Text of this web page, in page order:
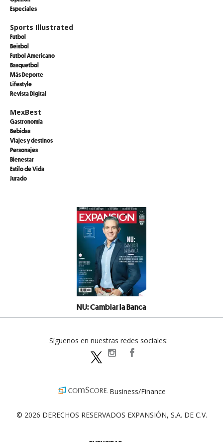
Especiales
Sports Illustrated
Futbol
Beisbol
Futbol Americano
Basquetbol
Más Deporte
Lifestyle
Revista Digital
MexBest
Gastronomía
Bebidas
Viajes y destinos
Personajes
Bienestar
Estilo de Vida
Jurado
NU: Cambiar la Banca
Síguenos en nuestras redes sociales:
expansionpolitica
Business/Finance
© 2026 DERECHOS RESERVADOS EXPANSIÓN, S.A. DE C.V.